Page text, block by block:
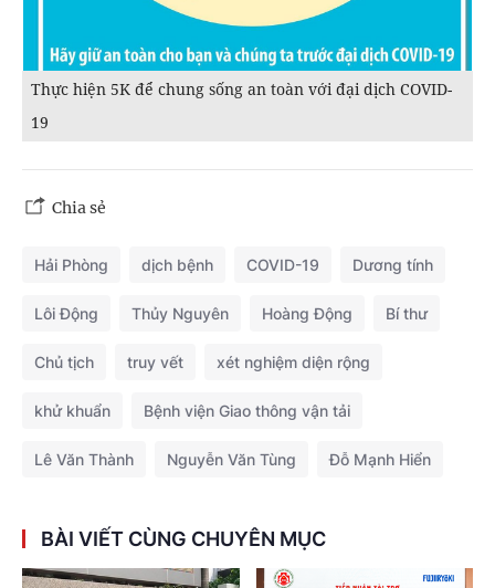
Thực hiện 5K để chung sống an toàn với đại dịch COVID-
19
Chia sẻ
Hải Phòng dịch bệnh COVID-19 Dương tính
Lôi Động Thủy Nguyên Hoàng Động Bí thư
Chủ tịch truy vết xét nghiệm diện rộng
khử khuẩn Bệnh viện Giao thông vận tải
Lê Văn Thành Nguyễn Văn Tùng Đỗ Mạnh Hiển
BÀI VIẾT CÙNG CHUYÊN MỤC